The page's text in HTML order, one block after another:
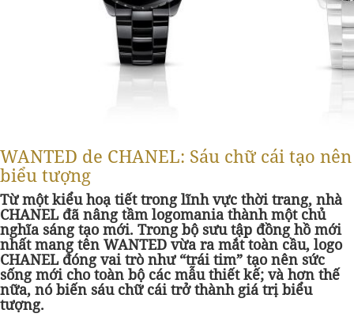
WANTED de CHANEL: Sáu chữ cái tạo nên
biểu tượng
Từ một kiểu hoạ tiết trong lĩnh vực thời trang, nhà
CHANEL đã nâng tầm logomania thành một chủ
nghĩa sáng tạo mới. Trong bộ sưu tập đồng hồ mới
nhất mang tên WANTED vừa ra mắt toàn cầu, logo
CHANEL đóng vai trò như “trái tim” tạo nên sức
sống mới cho toàn bộ các mẫu thiết kế; và hơn thế
nữa, nó biến sáu chữ cái trở thành giá trị biểu
tượng.